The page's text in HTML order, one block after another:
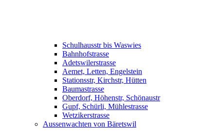
Schulhausstr bis Waswies
Bahnhofstrasse
Adetswilerstrasse
Aemet, Letten, Engelstein
Stationsstr, Kirchstr, Hütten
Baumastrasse
Oberdorf, Höhenstr, Schönaustr
Gupf, Schürli, Mühlestrasse
Wetzikerstrasse
Aussenwachten von Bäretswil